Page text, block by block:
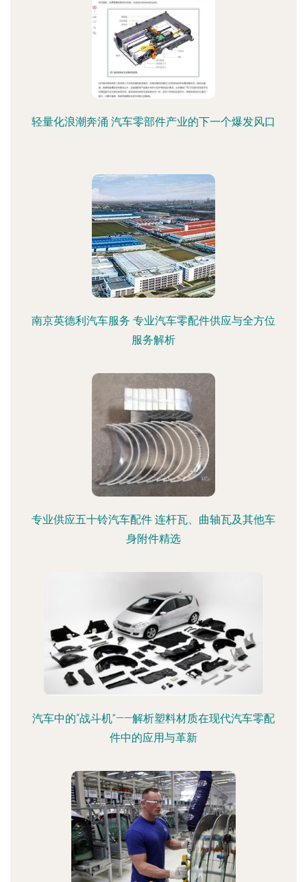
轻量化浪潮奔涌 汽车零部件产业的下一个爆发风口
南京英德利汽车服务 专业汽车零配件供应与全方位
服务解析
专业供应五十铃汽车配件 连杆瓦、曲轴瓦及其他车
身附件精选
汽车中的“战斗机”——解析塑料材质在现代汽车零配
件中的应用与革新